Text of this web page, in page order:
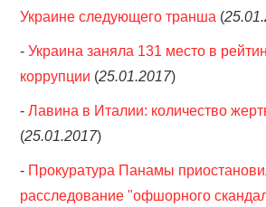
Украине следующего транша (
-Украина заняла 131 место в
коррупции (25.01.2017)
-Лавина в Италии: количество
(25.01.2017)
- Прокуратура Панамы
расследование "офшорного